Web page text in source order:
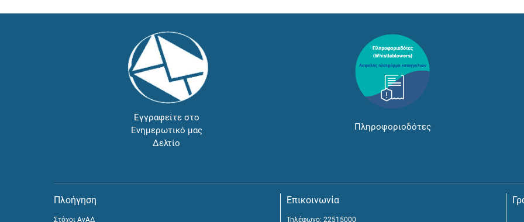
Εγγραφείτε στο
Ενημερωτικό μας
Δελτίο
Πληροφοριοδότες
Πλοήγηση
Στόχοι ΑνΑΔ
Επικοινωνία
Τηλέφωνο: 22515000